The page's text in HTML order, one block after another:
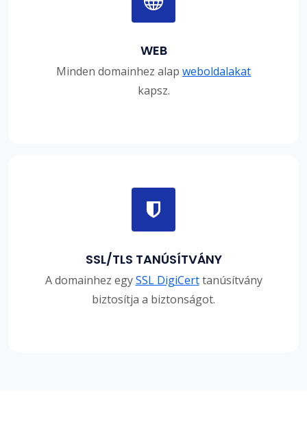
WEB
Minden domainhez alap weboldalakat
kapsz.
SSL/TLS TANÚSÍTVÁNY
A domainhez egySSL DigiCerttanúsítvány
biztosítja a biztonságot.